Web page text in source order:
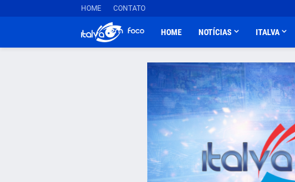
HOME CONTATO
HOME NOTÍCIAS ITALVA